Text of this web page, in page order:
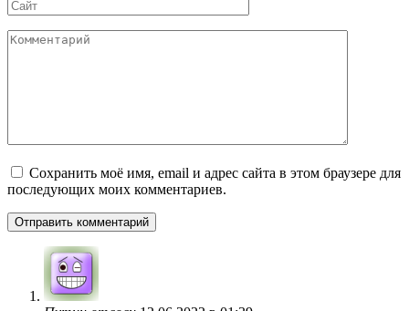
Комментарий
Сохранить моё имя, email и адрес сайта в этом браузере для
последующих моих комментариев.